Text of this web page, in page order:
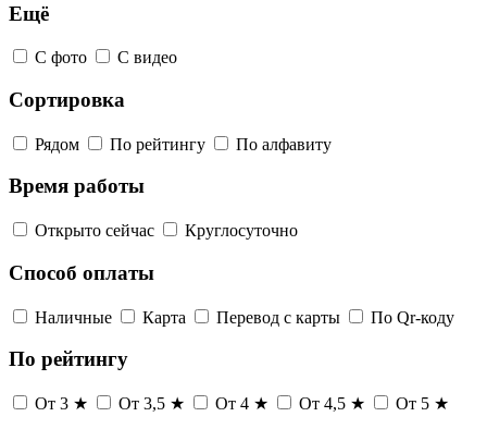
Ещё
С фото С видео
Сортировка
Рядом По рейтингу По алфавиту
Время работы
Открыто сейчас Круглосуточно
Способ оплаты
Наличные Карта Перевод с карты По Qr-коду
По рейтингу
От 3 ★ От 3,5 ★ От 4 ★ От 4,5 ★ От 5 ★